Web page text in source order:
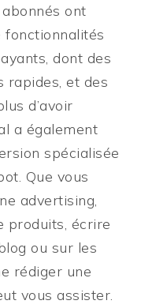
ont
fonctionnalités
dont des
rapides, et des
d’avoir
a également
spécialisée
Que vous
advertising,
produits, écrire
ou sur les
rédiger une
vous assister.